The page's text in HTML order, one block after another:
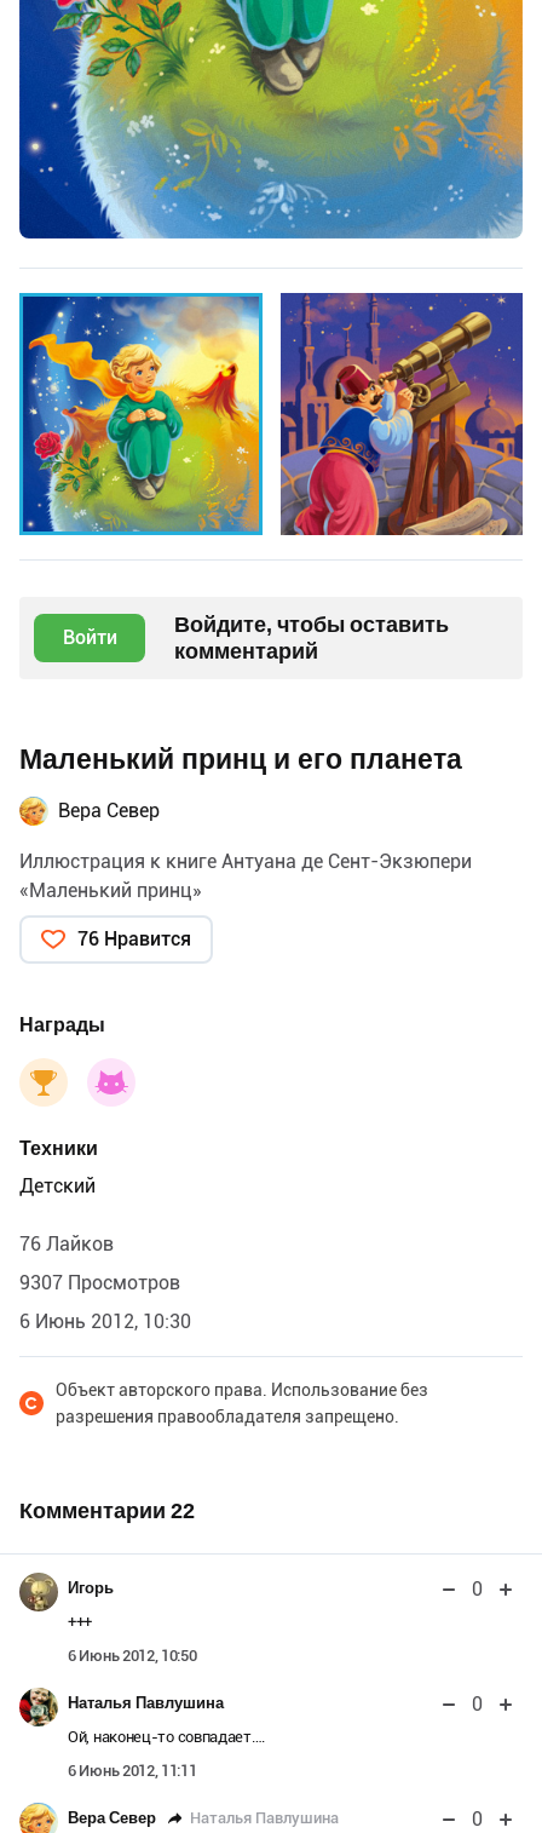
Войти
Войдите, чтобы оставить
комментарий
Маленький принц и его планета
Вера Север
Иллюстрация к книге Антуана де Сент-Экзюпери
«Маленький принц»
76 Нравится
Награды
Техники
Детский
76 Лайков
9307 Просмотров
6 Июнь 2012, 10:30
Объект авторского права. Использование без
разрешения правообладателя запрещено.
Комментарии 22
Игорь 0
+++
6 Июнь 2012, 10:50
Наталья Павлушина 0
Ой, наконец-то совпадает….
6 Июнь 2012, 11:11
Вера Север Наталья Павлушина 0